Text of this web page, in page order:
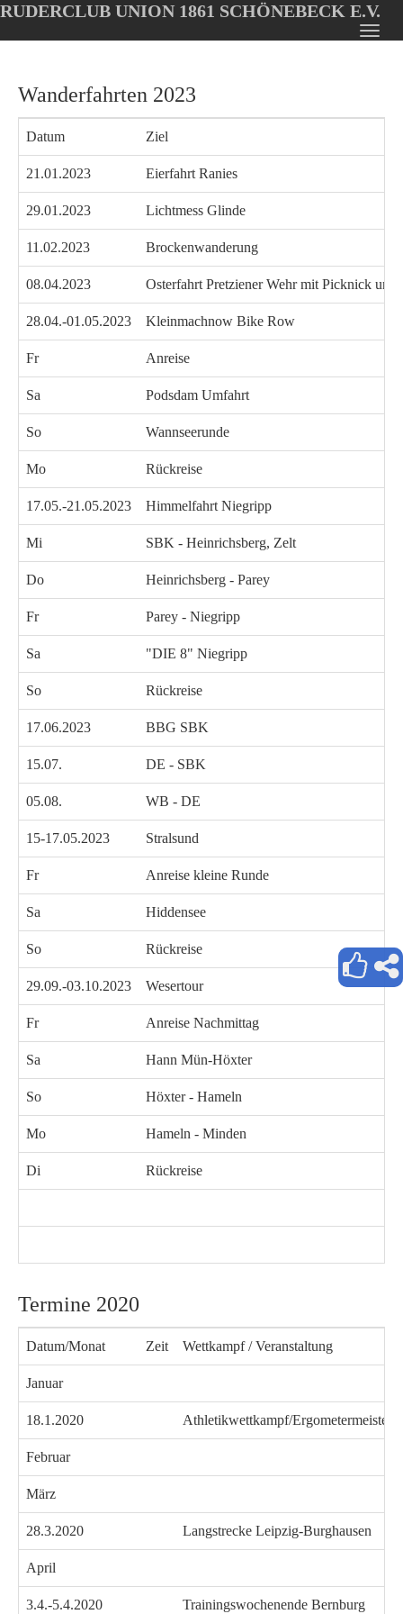
Oops, an error occurred! Code: 20260810130642decad002
main
content
RUDERCLUB UNION 1861 SCHÖNEBECK E.V.
Wanderfahrten 2023
Datum Ziel
21.01.2023 Eierfahrt Ranies
29.01.2023 Lichtmess Glinde
11.02.2023 Brockenwanderung
08.04.2023 Osterfahrt Pretziener Wehr mit Picknick und
28.04.-01.05.2023 Kleinmachnow Bike Row
Fr Anreise
Sa Podsdam Umfahrt
So Wannseerunde
Mo Rückreise
17.05.-21.05.2023 Himmelfahrt Niegripp
Mi SBK - Heinrichsberg, Zelt
Do Heinrichsberg - Parey
Fr Parey - Niegripp
Sa "DIE 8" Niegripp
So Rückreise
17.06.2023 BBG SBK
15.07. DE - SBK
05.08. WB - DE
15-17.05.2023 Stralsund
Fr Anreise kleine Runde
Sa Hiddensee
So Rückreise
29.09.-03.10.2023 Wesertour
Fr Anreise Nachmittag
Sa Hann Mün-Höxter
So Höxter - Hameln
Mo Hameln - Minden
Di Rückreise
Termine 2020
Datum/Monat Zeit Wettkampf / Veranstaltung
Januar
18.1.2020 Athletikwettkampf/
Februar
März
28.3.2020 Langstrecke Leipzig-Burghausen
April
3.4.-5.4.2020 Trainingswochenende Bernburg